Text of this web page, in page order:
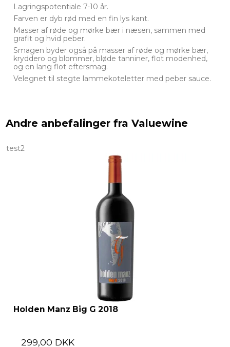
Lagringspotentiale 7-10 år.
Farven er dyb rød med en fin lys kant.
Masser af røde og mørke bær i næsen, sammen med
grafit og hvid peber.
Smagen byder også på masser af røde og mørke bær,
kryddero og blommer, bløde tanniner, flot modenhed,
og en lang flot eftersmag.
Velegnet til stegte lammekoteletter med peber sauce.
Andre anbefalinger fra Valuewine
test2
Holden Manz Big G 2018
299,00 DKK